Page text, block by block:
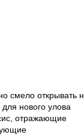
смело открывать
нового улова
отражающие